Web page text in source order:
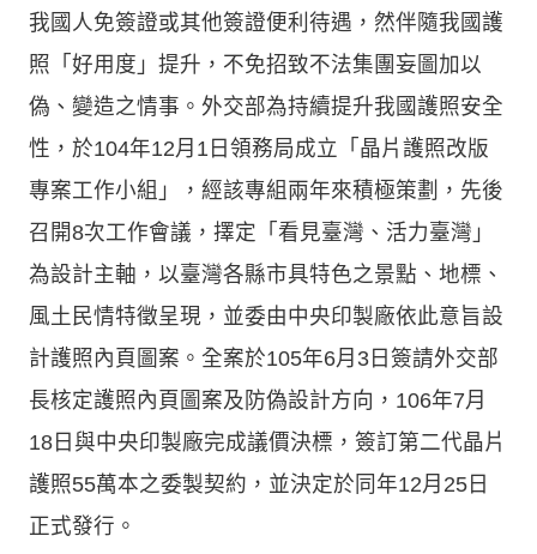
我國人免簽證或其他簽證便利待遇，然伴隨我國護
照「好用度」提升，不免招致不法集團妄圖加以
偽、變造之情事。外交部為持續提升我國護照安全
性，於104年12月1日領務局成立「晶片護照改版
專案工作小組」，經該專組兩年來積極策劃，先後
召開8次工作會議，擇定「看見臺灣、活力臺灣」
為設計主軸，以臺灣各縣市具特色之景點、地標、
風土民情特徵呈現，並委由中央印製廠依此意旨設
計護照內頁圖案。全案於105年6月3日簽請外交部
長核定護照內頁圖案及防偽設計方向，106年7月
18日與中央印製廠完成議價決標，簽訂第二代晶片
護照55萬本之委製契約，並決定於同年12月25日
正式發行。